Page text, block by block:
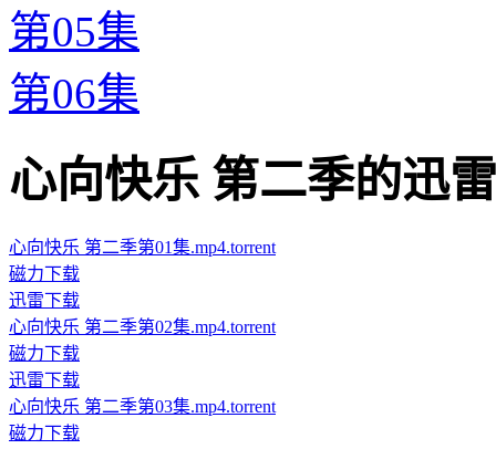
第05集
第06集
心向快乐 第二季的迅雷
心向快乐 第二季第01集.mp4.torrent
磁力下载
迅雷下载
心向快乐 第二季第02集.mp4.torrent
磁力下载
迅雷下载
心向快乐 第二季第03集.mp4.torrent
磁力下载